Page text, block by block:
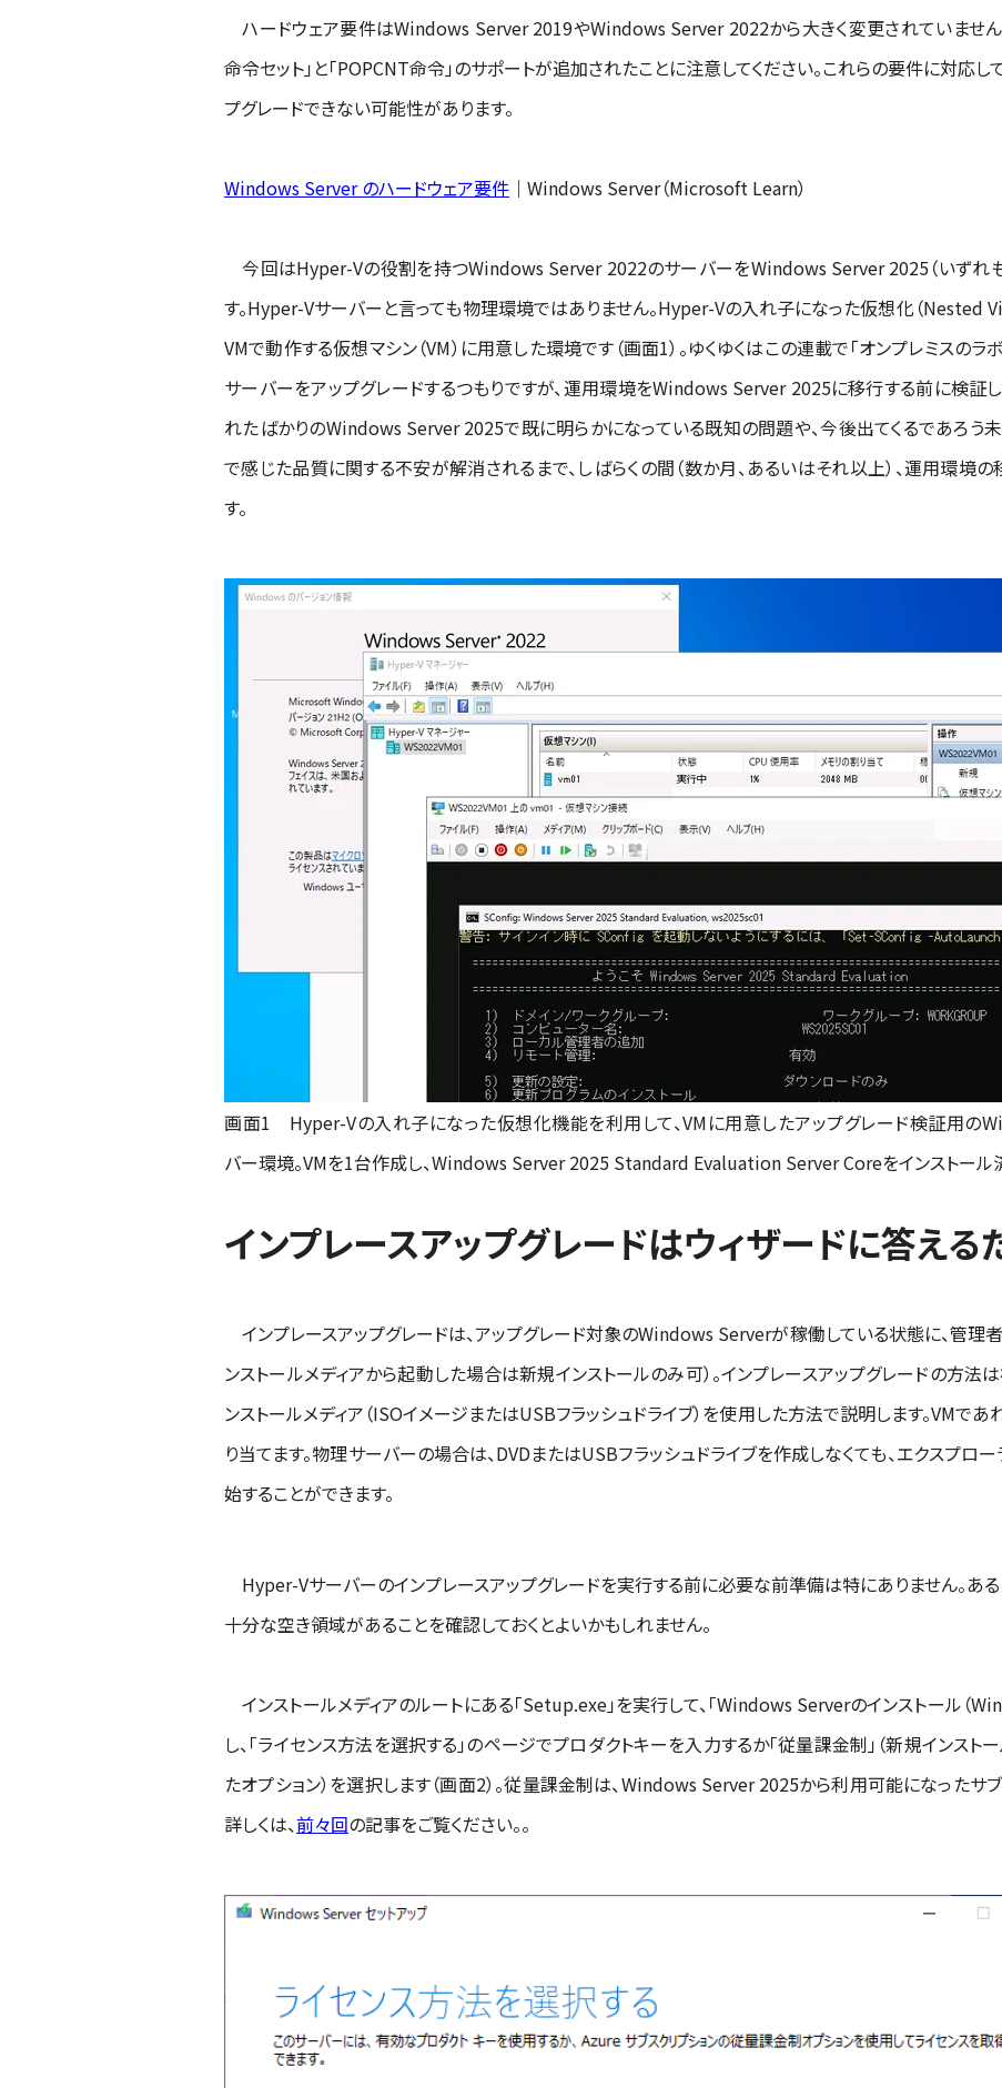
ハードウェア要件はWindows Server 2019やWindows Server 2022から大きく変更されていません
命令セット」と「POPCNT命令」のサポートが追加されたことに注意してください。これらの要件に対応
プグレードできない可能性があります。
Windows Server のハードウェア要件 ｜Windows Server（Microsoft Learn）
今回はHyper-Vの役割を持つWindows Server 2022のサーバーをWindows Server 2025（いずれも
す。Hyper-Vサーバーと言っても物理環境ではありません。Hyper-Vの入れ子になった仮想化（Nested
VMで動作する仮想マシン（VM）に用意した環境です（画面1）。ゆくゆくはこの連載で「オンプレミスの
サーバーをアップグレードするつもりですが、運用環境をWindows Server 2025に移行する前に検証し
れたばかりのWindows Server 2025で既に明らかになっている既知の問題や、今後出てくるであろう
で感じた品質に関する不安が解消されるまで、しばらくの間（数か月、あるいはそれ以上）、運用環境
す。
画面1 Hyper-Vの入れ子になった仮想化機能を利用して、VMに用意したアップグレード検証用の
バー環境。VMを1台作成し、Windows Server 2025 Standard Evaluation Server Coreをインストール
インプレースアップグレードはウィザードに答え
インプレースアップグレードは、アップグレード対象のWindows Serverが稼働している状態に、管理者
ンストールメディアから起動した場合は新規インストールのみ可）。インプレースアップグレードの方法
ンストールメディア（ISOイメージまたはUSBフラッシュドライブ）を使用した方法で説明します。VMで
り当てます。物理サーバーの場合は、DVDまたはUSBフラッシュドライブを作成しなくても、エクスプロ
始することができます。
Hyper-Vサーバーのインプレースアップグレードを実行する前に必要な前準備は特にありません。あると
十分な空き領域があることを確認しておくとよいかもしれません。
インストールメディアのルートにある「Setup.exe」を実行して、「Windows Serverのインストール（
し、「ライセンス方法を選択する」のページでプロダクトキーを入力するか「従量課金制」（新規インスト
たオプション）を選択します（画面2）。従量課金制は、Windows Server 2025から利用可能になったサブ
詳しくは、前々回の記事をご覧ください。。